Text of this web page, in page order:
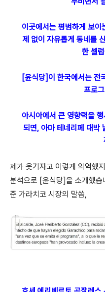
이곳에서는 평범하게 보이
제 없이 자유롭게 동네를
한 셀
[윤식당]이 한국에서는 전
프로
아시아에서 큰 영향력을
되면, 아마 테네리페 대박
제가 웃기자고 이렇게 의역했
분석으로 [윤식당]을 소개했습
준 가라치코 시장의 말씀,